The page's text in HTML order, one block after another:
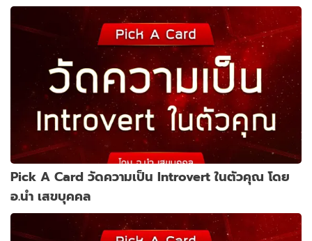
Pick A Card วัดความเป็น Introvert ในตัวคุณ โดย
อ.นำ เสขบุคคล